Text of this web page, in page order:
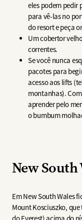
eles podem pedir
para vê-las no
do resort e peça
Um cobertor
correntes.
Se você nunca
pacotes para
acesso aos lifts
montanhas).
aprender pelo
o bumbum
New South
Em New South Wales
Mount Kosciuszko,